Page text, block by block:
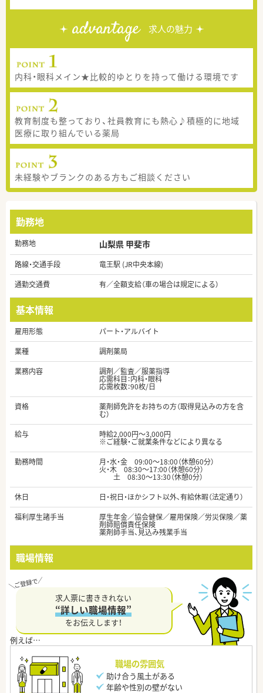
advantage 求人の魅力
内科・眼科メイン★比較的ゆとりを持って働ける環境です
教育制度も整っており、社員教育にも熱心♪積極的に地域
医療に取り組んでいる薬局
未経験やブランクのある方もご相談ください
勤務地
勤務地 山梨県 甲斐市
路線・交通手段
竜王駅 (JR中央本線)
通勤交通費
有／全額支給（車の場合は規定による）
基本情報
雇用形態
パート・アルバイト
業種
調剤薬局
業務内容
調剤／監査／服薬指導
応需科目：内科・眼科
応需枚数：90枚/日
資格
薬剤師免許をお持ちの方（取得見込みの方を含
む）
給与
時給2,000円～3,000円
※ご経験・ご就業条件などにより異なる
勤務時間
月・水・金 09:00～18:00（休憩60分）
火・木 08:30～17:00（休憩60分）
土 08:30～13:30（休憩0分）
休日
日・祝日・ほかシフト以外、有給休暇（法定通り）
福利厚生諸手当
厚生年金／協会健保／雇用保険／労災保険／薬
剤師賠償責任保険
薬剤師手当、見込み残業手当
職場情報
求人票に書ききれない
“詳しい職場情報”
をお伝えします！
職場の雰囲気
助け合う風土がある
年齢や性別の壁がない